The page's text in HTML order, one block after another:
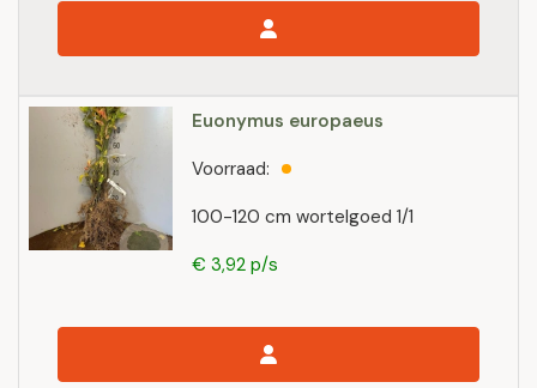
Euonymus europaeus
100-120 cm wortelgoed 1/1
Voorraad:
€ 3,92 p/s